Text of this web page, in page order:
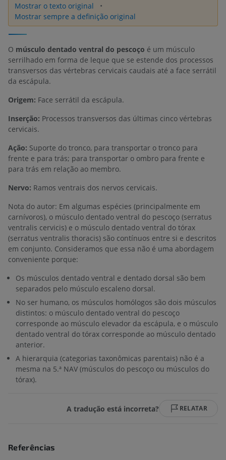
Mostrar o texto original
Mostrar sempre a definição original
O músculo dentado ventral do pescoço é um músculo
serrilhado em forma de leque que se estende dos processos
transversos das vértebras cervicais caudais até a face serrátil
da escápula.
Origem: Face serrátil da escápula.
Inserção: Processos transversos das últimas cinco vértebras
cervicais.
Ação: Suporte do tronco, para transportar o tronco para
frente e para trás; para transportar o ombro para frente e
para trás em relação ao membro.
Nervo: Ramos ventrais dos nervos cervicais.
Nota do autor: Em algumas espécies (principalmente em
carnívoros), o músculo dentado ventral do pescoço (serratus
ventralis cervicis) e o músculo dentado ventral do tórax
(serratus ventralis thoracis) são contínuos entre si e descritos
em conjunto. Consideramos que essa não é uma abordagem
conveniente porque:
Os músculos dentado ventral e dentado dorsal são bem
separados pelo músculo escaleno dorsal.
No ser humano, os músculos homólogos são dois músculos
distintos: o músculo dentado ventral do pescoço
corresponde ao músculo elevador da escápula, e o músculo
dentado ventral do tórax corresponde ao músculo dentado
anterior.
A hierarquia (categorias taxonômicas parentais) não é a
mesma na 5.ª NAV (músculos do pescoço ou músculos do
tórax).
A tradução está incorreta? RELATAR
Referências